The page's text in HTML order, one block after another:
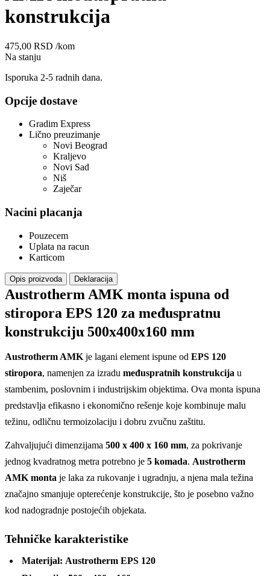
konstrukcija
475,00 RSD /kom
Na stanju
Isporuka 2-5 radnih dana.
Opcije dostave
Gradim Express
Lično preuzimanje
Novi Beograd
Kraljevo
Novi Sad
Niš
Zaječar
Nacini placanja
Pouzecem
Uplata na racun
Karticom
Opis proizvoda Deklaracija
Austrotherm AMK monta ispuna od
stiropora EPS 120 za međuspratnu
konstrukciju 500x400x160 mm
Austrotherm AMK je lagani element ispune od EPS 120
stiropora, namenjen za izradu međuspratnih konstrukcija u
stambenim, poslovnim i industrijskim objektima. Ova monta ispuna
predstavlja efikasno i ekonomično rešenje koje kombinuje malu
težinu, odličnu termoizolaciju i dobru zvučnu zaštitu.
Zahvaljujući dimenzijama 500 x 400 x 160 mm, za pokrivanje
jednog kvadratnog metra potrebno je 5 komada. Austrotherm
AMK monta je laka za rukovanje i ugradnju, a njena mala težina
značajno smanjuje opterećenje konstrukcije, što je posebno važno
kod nadogradnje postojećih objekata.
Tehničke karakteristike
Materijal: Austrotherm EPS 120